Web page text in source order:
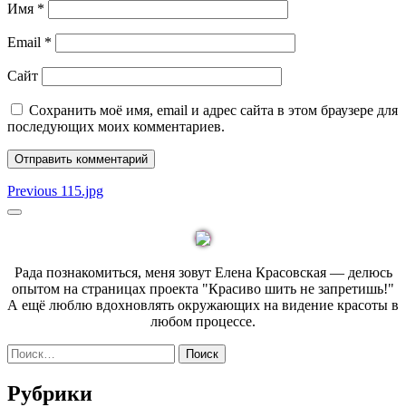
Имя *
Email *
Сайт
Сохранить моё имя, email и адрес сайта в этом браузере для
последующих моих комментариев.
Навигация
по
Previous Previous
115.jpg
Sidebar
Рада познакомиться, меня зовут Елена Красовская — делюсь
опытом на страницах проекта "Красиво шить не запретишь!"
А ещё люблю вдохновлять окружающих на видение красоты в
любом процессе.
Найти:
Рубрики